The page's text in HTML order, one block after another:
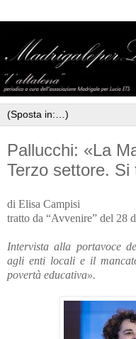
Pallucchi: «La
Terzo settore. Si
di Elisa Campisi
tratto da “Avvenire” del 28
Intervista alla portavoce
agli enti locali e il
povertà educativa».